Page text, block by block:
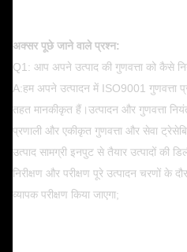
अक्सर पूछे जाने वाले प्रश्न:
Q1: आप अपने उत्पाद की गुणवत्ता को कैसे
A:हम अपने उत्पादन में ISO9001 गुणवत्ता
तहत मानकीकृत हैं।उत्पादन और गुणवत्ता
प्रणाली और एकीकृत गुणवत्ता और सेवा
उत्पाद सामग्री इनपुट से तैयार उत्पादों की
निरीक्षण और परीक्षण पूरे उत्पादन चरणों के
व्यापक परीक्षण किया जाएगा;